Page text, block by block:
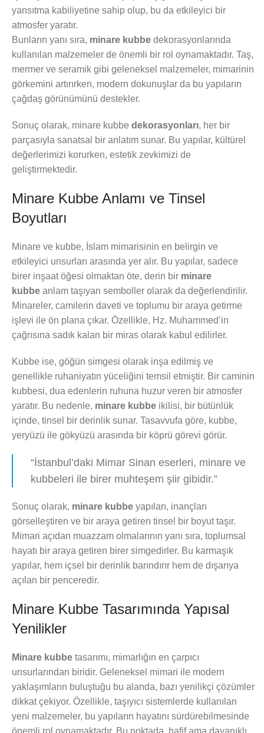
yansıtma kabiliyetine sahip olup, bu da etkileyici bir
atmosfer yaratır.
Bunların yanı sıra, minare kubbe dekorasyonlarında
kullanılan malzemeler de önemli bir rol oynamaktadır. Taş,
mermer ve seramik gibi geleneksel malzemeler, mimarinin
görkemini artırırken, modern dokunuşlar da bu yapıların
çağdaş görünümünü destekler.
Sonuç olarak, minare kubbe dekorasyonları, her bir
parçasıyla sanatsal bir anlatım sunar. Bu yapılar, kültürel
değerlerimizi korurken, estetik zevkimizi de
geliştirmektedir.
Minare Kubbe Anlamı ve Tinsel
Boyutları
Minare ve kubbe, İslam mimarisinin en belirgin ve
etkileyici unsurları arasında yer alır. Bu yapılar, sadece
birer inşaat öğesi olmaktan öte, derin bir minare
kubbe anlam taşıyan semboller olarak da değerlendirilir.
Minareler, camilerin daveti ve toplumu bir araya getirme
işlevi ile ön plana çıkar. Özellikle, Hz. Muhammed’in
çağrısına sadık kalan bir miras olarak kabul edilirler.
Kubbe ise, göğün simgesi olarak inşa edilmiş ve
genellikle ruhaniyatın yüceliğini temsil etmiştir. Bir caminin
kubbesi, dua edenlerin ruhuna huzur veren bir atmosfer
yaratır. Bu nedenle, minare kubbe ikilisi, bir bütünlük
içinde, tinsel bir derinlik sunar. Tasavvufa göre, kubbe,
yeryüzü ile gökyüzü arasında bir köprü görevi görür.
“İstanbul’daki Mimar Sinan eserleri, minare ve
kubbeleri ile birer muhteşem şiir gibidir.”
Sonuç olarak, minare kubbe yapıları, inançları
görselleştiren ve bir araya getiren tinsel bir boyut taşır.
Mimari açıdan muazzam olmalarının yanı sıra, toplumsal
hayatı bir araya getiren birer simgedirler. Bu karmaşık
yapılar, hem içsel bir derinlik barındırır hem de dışarıya
açılan bir penceredir.
Minare Kubbe Tasarımında Yapısal
Yenilikler
Minare kubbe tasarımı, mimarlığın en çarpıcı
unsurlarından biridir. Geleneksel mimari ile modern
yaklaşımların buluştuğu bu alanda, bazı yenilikçi çözümler
dikkat çekiyor. Özellikle, taşıyıcı sistemlerde kullanılan
yeni malzemeler, bu yapıların hayatını sürdürebilmesinde